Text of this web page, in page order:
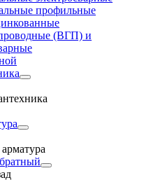
профильные
(ВГП) и